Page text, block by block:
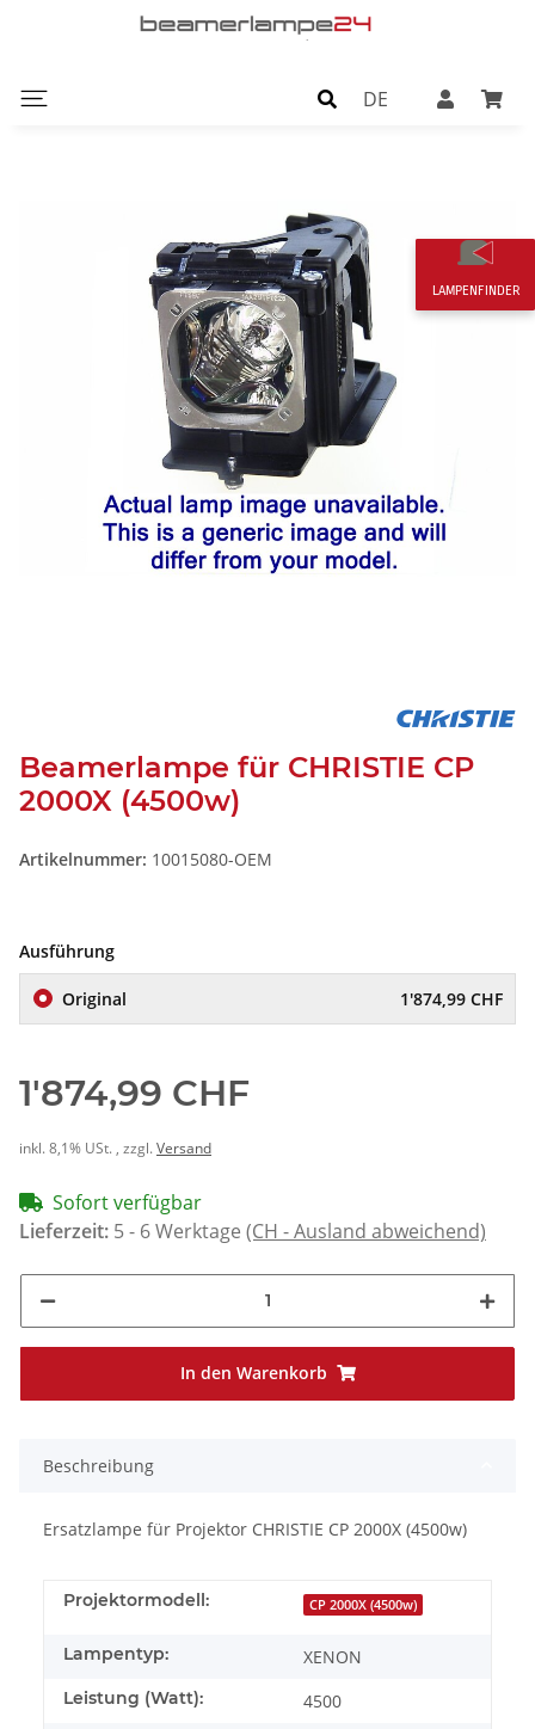
DE
Beamerlampe für CHRISTIE CP
2000X (4500w)
Artikelnummer: 10015080-OEM
Ausführung
Original 1'874,99 CHF
1'874,99 CHF
inkl. 8,1% USt. , zzgl.Versand
Sofort verfügbar
Lieferzeit: 5 - 6 Werktage (CH - Ausland abweichend)
In den Warenkorb
Beschreibung
Ersatzlampe für Projektor CHRISTIE CP 2000X (4500w)
Projektormodell: CP 2000X (4500w)
Lampentyp: XENON
Leistung (Watt): 4500
LAMPENFINDER